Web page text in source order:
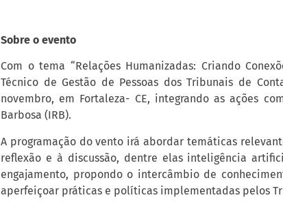
Sobre o evento
Com o tema “Relações Humanizadas: Criando
Técnico de Gestão de Pessoas dos Tribunais de
novembro, em Fortaleza- CE, integrando as ações
Barbosa (IRB).
A programação do vento irá abordar temáticas
reflexão e à discussão, dentre elas inteligência
engajamento, propondo o intercâmbio de
aperfeiçoar práticas e políticas implementadas pelos